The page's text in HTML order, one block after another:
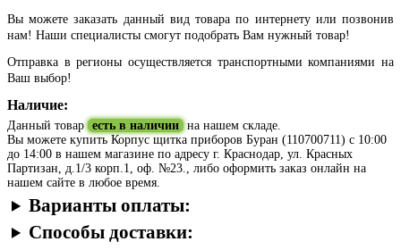
Вы можете заказать данный вид товара по интернету или позвонив
нам! Наши специалисты смогут подобрать Вам нужный товар!
Отправка в регионы осуществляется транспортными компаниями на
Ваш выбор!
Наличие:
Данный товар есть в наличии на нашем складе.
Вы можете купить Корпус щитка приборов Буран (110700711) с 10:00
до 14:00 в нашем магазине по адресу г. Краснодар, ул. Красных
Партизан, д.1/3 корп.1, оф. №23., либо оформить заказ онлайн на
нашем сайте в любое время.
Варианты оплаты:
Способы доставки: